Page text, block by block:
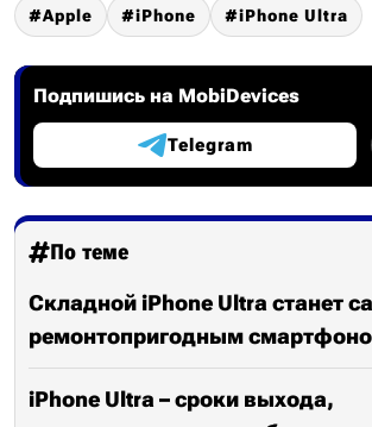
Apple iPhone iPhone Ultra
Подпишись на MobiDevices
Telegram
По теме
Складной iPhone Ultra станет
ремонтопригодным
iPhone Ultra – сроки выхода,